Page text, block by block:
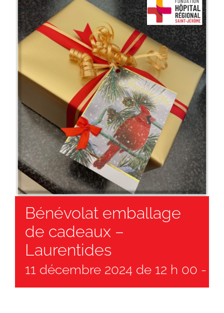
Bénévolat emballage
de cadeaux –
Laurentides
11 décembre 2024 de 12 h 00 -